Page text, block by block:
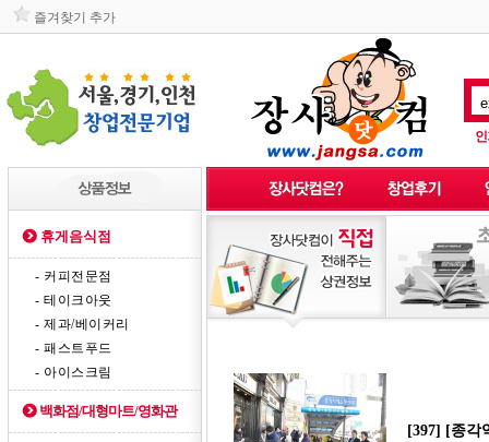
즐겨찾기 추가
휴게음식점
- 커피전문점
- 테이크아웃
- 제과/베이커리
- 패스트푸드
- 아이스크림
백화점/대형마트/영화관
[397] [종각